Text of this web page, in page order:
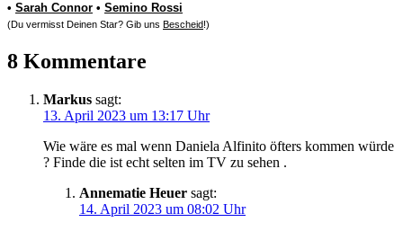
• Sarah Connor • Semino Rossi
(Du vermisst Deinen Star? Gib uns Bescheid!)
8 Kommentare
Markus sagt:
13. April 2023 um 13:17 Uhr
Wie wäre es mal wenn Daniela Alfinito öfters kommen würde
? Finde die ist echt selten im TV zu sehen .
Annematie Heuer sagt:
14. April 2023 um 08:02 Uhr